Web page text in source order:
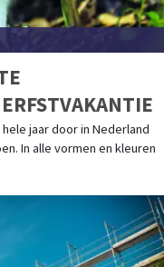
hele jaar door in Nederland
In alle vormen en kleuren